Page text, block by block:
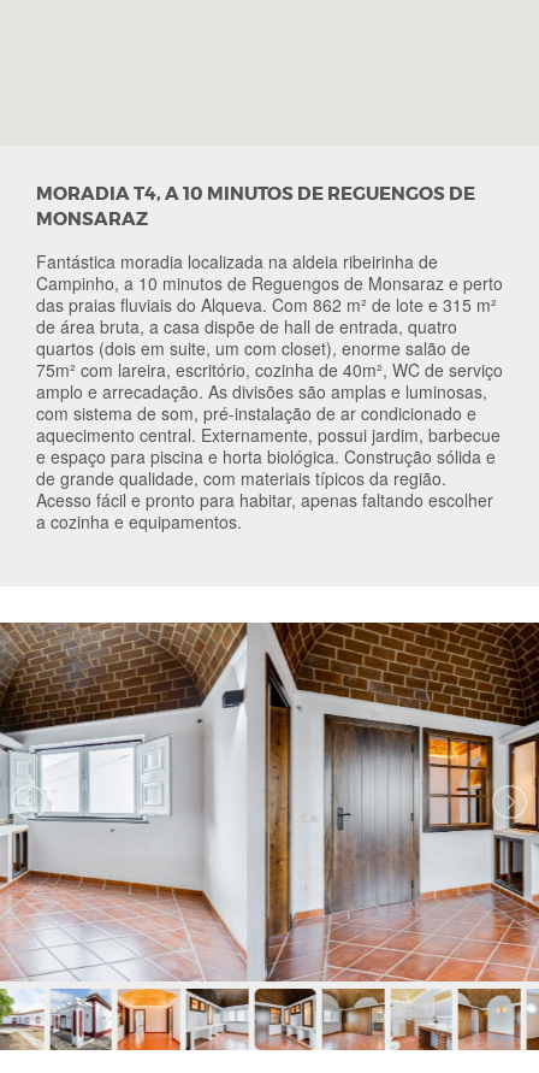
MORADIA T4, A 10 MINUTOS DE REGUENGOS DE
MONSARAZ
Fantástica moradia localizada na aldeia ribeirinha de
Campinho, a 10 minutos de Reguengos de Monsaraz e perto
das praias fluviais do Alqueva. Com 862 m² de lote e 315 m²
de área bruta, a casa dispõe de hall de entrada, quatro
quartos (dois em suite, um com closet), enorme salão de
75m² com lareira, escritório, cozinha de 40m², WC de serviço
amplo e arrecadação. As divisões são amplas e luminosas,
com sistema de som, pré-instalação de ar condicionado e
aquecimento central. Externamente, possui jardim, barbecue
e espaço para piscina e horta biológica. Construção sólida e
de grande qualidade, com materiais típicos da região.
Acesso fácil e pronto para habitar, apenas faltando escolher
a cozinha e equipamentos.